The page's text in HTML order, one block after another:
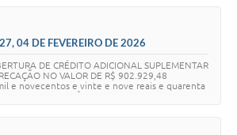
04 DE FEVEREIRO DE 2026
DE CRÉDITO ADICIONAL SUPLEMENTAR
NO VALOR DE R$ 902.929,48
e novecentos e vinte e nove reais e quarenta